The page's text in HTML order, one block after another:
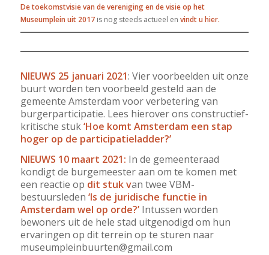
De toekomstvisie van de vereniging en de visie op het
Museumplein uit 2017 is nog steeds actueel en vindt u hier.
NIEUWS 25 januari 2021: Vier voorbeelden uit onze
buurt worden ten voorbeeld gesteld aan de
gemeente Amsterdam voor verbetering van
burgerparticipatie. Lees hierover ons constructief-
kritische stuk ‘Hoe komt Amsterdam een stap
hoger op de participatieladder?’
NIEUWS 10 maart 2021: In de gemeenteraad
kondigt de burgemeester aan om te komen met
een reactie op dit stukvan twee VBM-
bestuursleden ‘Is de juridische functie in
Amsterdam wel op orde?’Intussen worden
bewoners uit de hele stad uitgenodigd om hun
ervaringen op dit terrein op te sturen naar
museumpleinbuurten@gmail.com